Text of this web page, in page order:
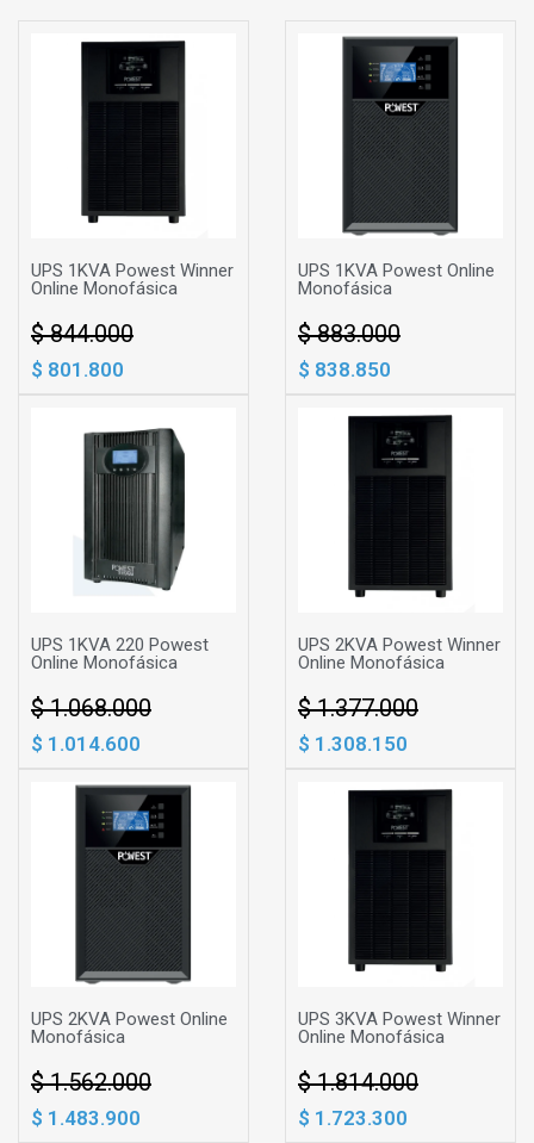
UPS 1KVA Powest Winner
Online Monofásica
$ 844.000
$ 801.800
UPS 1KVA Powest Online
Monofásica
$ 883.000
$ 838.850
UPS 1KVA 220 Powest
Online Monofásica
$ 1.068.000
$ 1.014.600
UPS 2KVA Powest Winner
Online Monofásica
$ 1.377.000
$ 1.308.150
UPS 2KVA Powest Online
Monofásica
$ 1.562.000
$ 1.483.900
UPS 3KVA Powest Winner
Online Monofásica
$ 1.814.000
$ 1.723.300